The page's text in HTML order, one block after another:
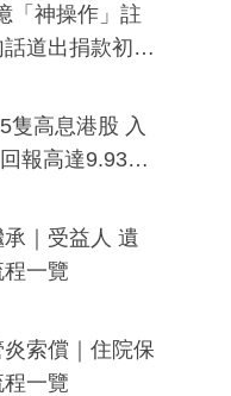
「神操作」註
道出捐款初
手段
隻高息港股 入
報高達9.93
｜受益人 遺
一覽
索償｜住院保
一覽